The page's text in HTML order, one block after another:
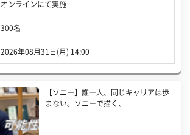
オンラインにて実施
300名
2026年08月31日(月) 14:00
【ソニー】誰一人、同じキャリアは歩
まない。ソニーで描く、